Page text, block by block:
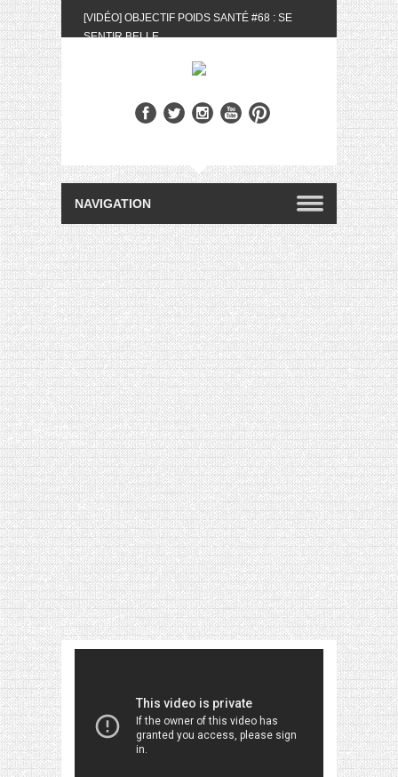
[VIDÉO] OBJECTIF POIDS SANTÉ #68 : SE
SENTIR BELLE
BIOTYFULL BOX DU MOIS DE MAI 2024 FEAT.
[VIDÉO] QUITOQUE #10 : MEAL PREP &
CONVIVIALITÉ
[VIDÉO] UNBOXING : LES MY LITTLE &
BIOTYFULL BOX DU MOIS D’AVRIL 2024
FEAT. AKILA
[VIDÉO] OBJECTIF POIDS SANTÉ #67 : L’AVIS
DES AUTRES, CE N’EST QUE LA VIE DES
AUTRES
[VIDÉO] UNBOXING : LES MY LITTLE &
BIOTYFULL BOX DES MOIS DE FÉVRIER ET
MARS 2024 FEAT. AKILA
[VIDÉO] LA SÉLECTION DU MOIS
#JANVIER2024
[VIDÉO] HELLOFRESH #34 : IDÉES
RECETTES RISOTTO